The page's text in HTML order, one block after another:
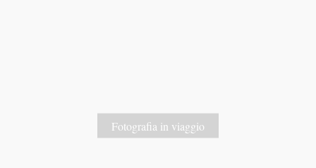
Fotografia in viaggio